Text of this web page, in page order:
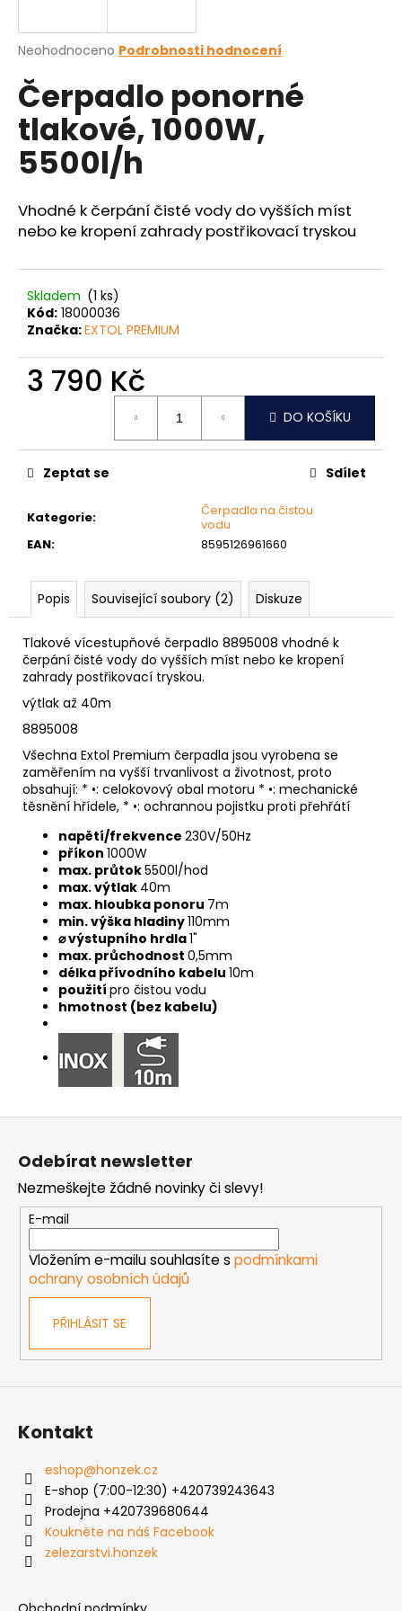
Průměrné
produktu
je
0,0
z
5
hvězdiček.
Neohodnoceno Podrobnosti hodnocení
Čerpadlo ponorné
tlakové, 1000W,
5500l/h
Vhodné k čerpání čisté vody do vyšších míst
nebo ke kropení zahrady postřikovací tryskou
Skladem (1 ks)
Kód: 18000036
Značka:EXTOL PREMIUM
3 790 Kč
DO KOŠÍKU
Kategorie:
Čerpadla na čistou
vodu
EAN: 8595126961660
Zeptat se Sdílet
Popis Související soubory (2) Diskuze
Tlakové vícestupňové čerpadlo 8895008 vhodné k
čerpání čisté vody do vyšších míst nebo ke kropení
zahrady postřikovací tryskou.
výtlak až 40m
8895008
Všechna Extol Premium čerpadla jsou vyrobena se
zaměřením na vyšší trvanlivost a životnost, proto
obsahují: * •: celokovový obal motoru * •: mechanické
těsnění hřídele, * •: ochrannou pojistku proti přehřátí
napětí/frekvence 230V/50Hz
příkon 1000W
max. průtok5500l/hod
max. výtlak 40m
max. hloubka ponoru 7m
min. výška hladiny110mm
⌀ výstupního hrdla1"
max. průchodnost 0,5mm
délka přívodního kabelu 10m
použití pro čistou vodu
hmotnost (bez kabelu)
j
t
?
HLEDAT
D
o
p
r
u
j
e
m
PRŮMĚR
NÝTU
6MM
AL/ST
1,50
Kč
Z
Odebírat newsletter
Nezmeškejte žádné novinky či slevy!
E-mail
Vložením e-mailu souhlasíte s podmínkami
ochrany osobních údajů
PŘIHLÁSIT SE
Kontakt
eshop@honzek.cz
E-shop (7:00-12:30) +420739243643
Prodejna +420739680644
Koukněte na náš Facebook
zelezarstvi.honzek